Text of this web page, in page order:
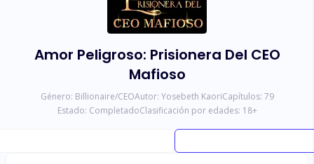
Amor Peligroso: Prisionera Del CEO
Mafioso
Género: Billionaire/CEOAutor: Yosebeth KaoriCapítulos: 79
Estado: CompletadoClasificación por edades: 18+